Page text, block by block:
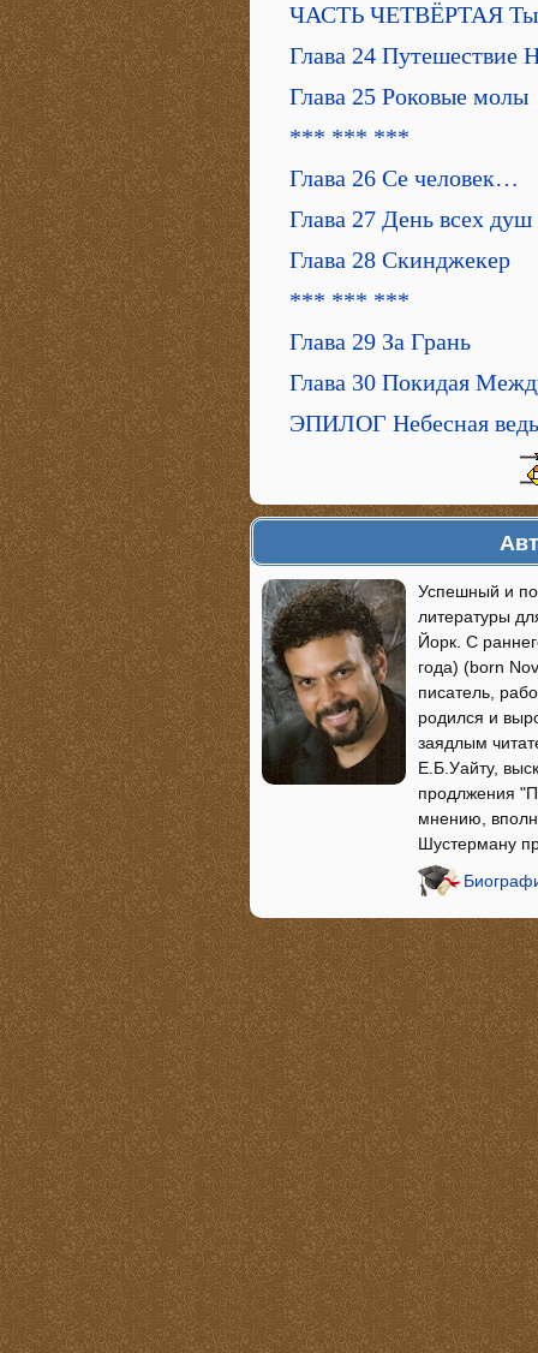
ЧАСТЬ ЧЕТВЁРТАЯ
Глава 24 Путешествие
Глава 25 Роковые молы
*** *** ***
Глава 26 Се человек…
Глава 27 День всех душ
Глава 28 Скинджекер
*** *** ***
Глава 29 За Грань
Глава 30 Покидая
ЭПИЛОГ Небесная
Успешный и
литературы
Йорк. С
года) (born
писатель,
родился и
заядлым
Е.Б.Уайту,
продлжения
мнению,
Шустерману